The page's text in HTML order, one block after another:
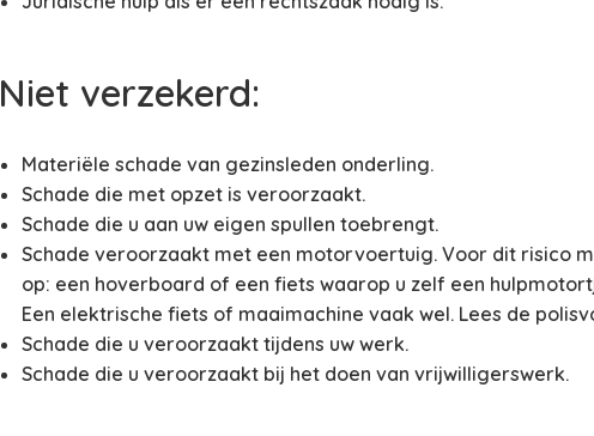
Niet verzekerd:
Materiële schade van gezinsleden onderling.
Schade die met opzet is veroorzaakt.
Schade die u aan uw eigen spullen toebrengt.
Schade veroorzaakt met een motorvoertuig. Voor dit risico
op: een hoverboard of een fiets waarop u zelf een
Een elektrische fiets of maaimachine vaak wel. Lees de
Schade die u veroorzaakt tijdens uw werk.
Schade die u veroorzaakt bij het doen van vrijwilligerswerk.